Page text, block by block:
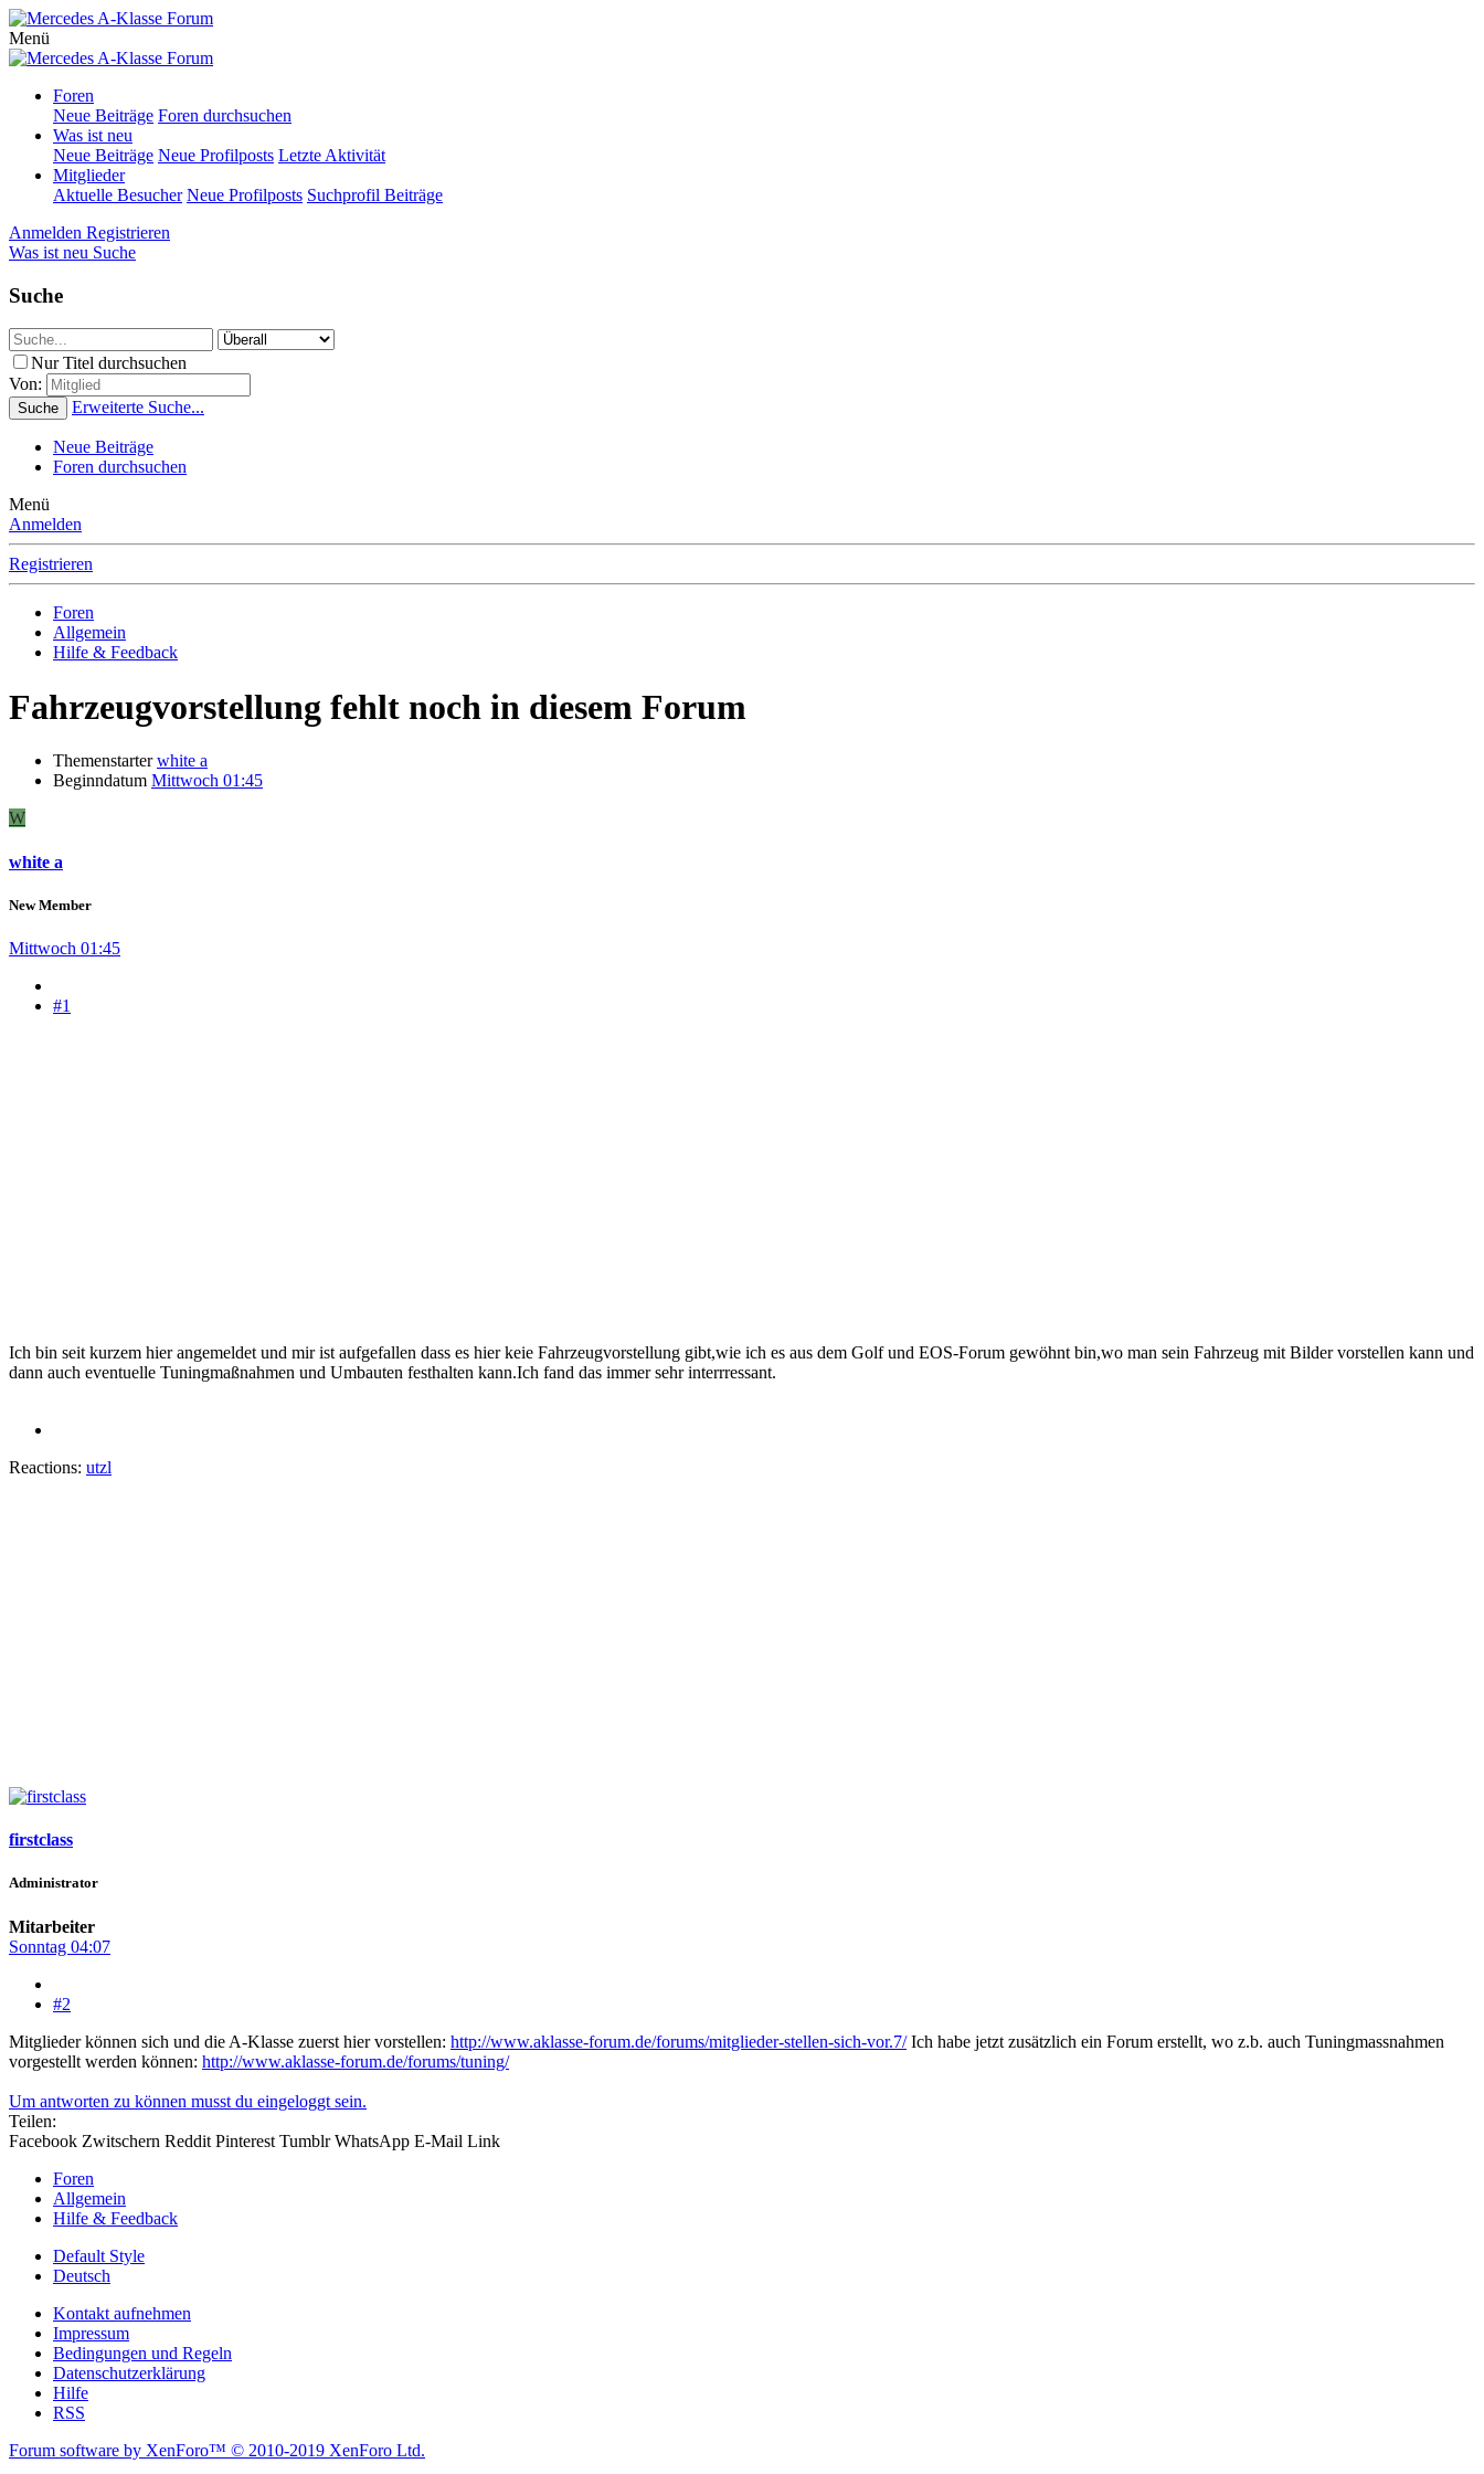
Menü
Foren
Neue Beiträge Foren durchsuchen
Was ist neu
Neue Beiträge Neue Profilposts Letzte Aktivität
Mitglieder
Aktuelle Besucher Neue Profilposts Suchprofil Beiträge
Anmelden Registrieren
Was ist neu Suche
Suche
Nur Titel durchsuchen
Von:
Suche Erweiterte Suche...
Neue Beiträge
Foren durchsuchen
Menü
Anmelden
Registrieren
Foren
Allgemein
Hilfe & Feedback
Fahrzeugvorstellung fehlt noch in diesem Forum
Themenstarter white a
Beginndatum Mittwoch 01:45
W
white a
New Member
Mittwoch 01:45
#1
Ich bin seit kurzem hier angemeldet und mir ist aufgefallen dass es hier keie Fahrzeugvorstellung gibt,wie ich es aus dem Golf und EOS-Forum gewöhnt bin,wo man sein Fahrzeug mit Bilder vorstellen kann und
dann auch eventuelle Tuningmaßnahmen und Umbauten festhalten kann.Ich fand das immer sehr interrressant.
Reactions: utzl
firstclass
Administrator
Mitarbeiter
Sonntag 04:07
#2
Mitglieder können sich und die A-Klasse zuerst hier vorstellen: http://www.aklasse-forum.de/forums/mitglieder-stellen-sich-vor.7/Ich habe jetzt zusätzlich ein Forum erstellt, wo z.b. auch Tuningmassnahmen
vorgestellt werden können: http://www.aklasse-forum.de/forums/tuning/
Um antworten zu können musst du eingeloggt sein.
Teilen:
Facebook Zwitschern Reddit Pinterest Tumblr WhatsApp E-Mail Link
Foren
Allgemein
Hilfe & Feedback
Default Style
Deutsch
Kontakt aufnehmen
Impressum
Bedingungen und Regeln
Datenschutzerklärung
Hilfe
RSS
Forum software by XenForo™ © 2010-2019 XenForo Ltd.